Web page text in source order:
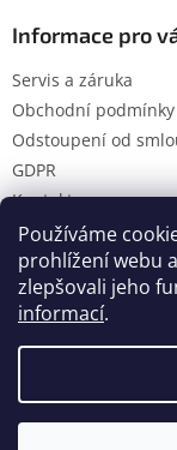
Používáme
prohlížení webu
zlepšovali jeho
informací.
Informace pro
Servis a záruka
Obchodní podmínky
Odstoupení od
GDPR
Kontakty